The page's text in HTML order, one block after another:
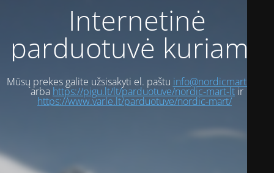
Internetinė
parduotuvė kuriama
Mūsų prekes galite užsisakyti el. paštu info@nordicmart.com
arba https://pigu.lt/lt/parduotuve/nordic-mart-ltir
https://www.varle.lt/parduotuve/nordic-mart/